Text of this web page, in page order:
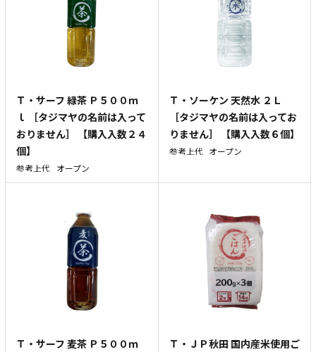
Ｔ・サーフ 緑茶 Ｐ５００ｍ
ｌ ［タジマヤの名前は入って
おりません］ 【購入入数２４
個】
参考上代 オープン
Ｔ・ソーケン 天然水 ２Ｌ
［タジマヤの名前は入ってお
りません］ 【購入入数６個】
参考上代 オープン
Ｔ・サーフ 麦茶 Ｐ５００ｍ
Ｔ・ＪＰ秋田 国内産米使用ご